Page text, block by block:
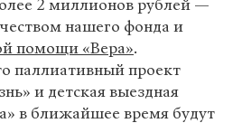
2 миллионов рублей —
нашего фонда и
помощи «Вера».
паллиативный проект
и детская выездная
в ближайшее время будут